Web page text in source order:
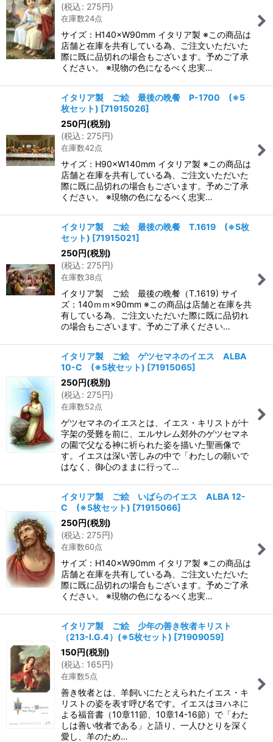
(税込: 275円)
在庫数24点
サイズ：H140×W90mm イタリア製 ※この商品は
店舗と在庫を共有している為、ご注文いただいた
際に既に品切れの場合もございます。予めご了承
ください。 ※現物の色になるべく忠実…
イタリア製 ご絵 最後の晩餐 P-1700 (※5
枚セット) [71915026]
250円(税別)
(税込: 275円)
在庫数42点
サイズ：H90×W140mm イタリア製 ※この商品は
店舗と在庫を共有している為、ご注文いただいた
際に既に品切れの場合もございます。予めご了承
ください。 ※現物の色になるべく忠実…
イタリア製 ご絵 最後の晩餐 T.1619 (※5枚
セット) [71915021]
250円(税別)
(税込: 275円)
在庫数38点
イタリア製 ご絵 最後の晩餐（T.1619) サイ
ズ：140ｍｍ×90mm ※この商品は店舗と在庫を共
有している為、ご注文いただいた際に既に品切れ
の場合もございます。予めご了承ください…
イタリア製 ご絵 ゲツセマネのイエス ALBA
10-C (※5枚セット) [71915065]
250円(税別)
(税込: 275円)
在庫数52点
ゲツセマネのイエスとは、イエス・キリストが十
字架の受難を前に、エルサレム郊外のゲツセマネ
の園で父なる神に祈られた姿を描いた聖画像で
す。イエスは深い苦しみの中で「わたしの願いで
はなく、御心のままに行って…
イタリア製 ご絵 いばらのイエス ALBA 12-
C (※5枚セット) [71915066]
250円(税別)
(税込: 275円)
在庫数60点
サイズ：H140×W90mm イタリア製 ※この商品は
店舗と在庫を共有している為、ご注文いただいた
際に既に品切れの場合もございます。予めご了承
ください。 ※現物の色になるべく忠実…
イタリア製 ご絵 少年の善き牧者キリスト
（213-I.G.4）(※5枚セット) [71909059]
150円(税別)
(税込: 165円)
在庫数5点
善き牧者とは、羊飼いにたとえられたイエス・キ
リストの姿を表す呼び名です。イエスはヨハネに
よる福音書（10章11節、10章14-16節）で「わた
しは善い牧者である」と語り、一人ひとりを深く
愛し、羊のため…